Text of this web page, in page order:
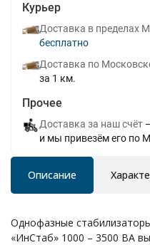
Курьер
Доставка в пределах
Бесплатно
Доставка по
за 1 км.
Прочее
Доставка за наш счёт
и мы привезём его по
Описание
Однофазные
«ИнСтаб» 1000 – 3500 ВА